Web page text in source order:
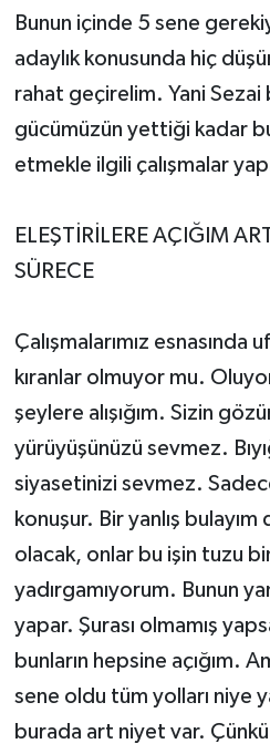
Bunun içinde 5 sene
adaylık konusunda hiç
rahat geçirelim. Yani Sezai
gücümüzün yettiği kadar
etmekle ilgili çalışmalar
ELEŞTİRİLERE AÇIĞIM
SÜRECE
Çalışmalarımız esnasında
kıranlar olmuyor mu.
şeylere alışığım. Sizin
yürüyüşünüzü sevmez.
siyasetinizi sevmez.
konuşur. Bir yanlış
olacak, onlar bu işin tuzu
yadırgamıyorum. Bunun
yapar. Şurası olmamış
bunların hepsine açığım.
sene oldu tüm yolları niye
burada art niyet var. Çünkü